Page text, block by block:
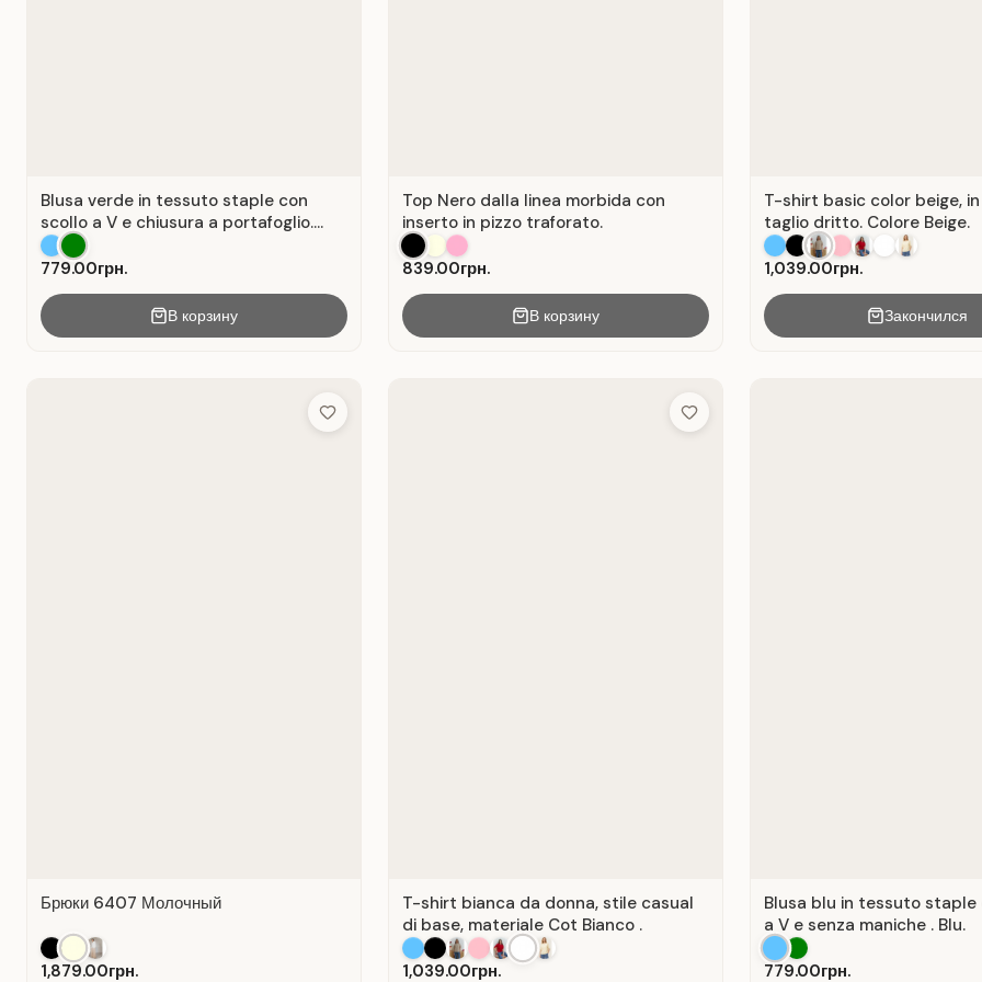
Blusa verde in tessuto staple con
scollo a V e chiusura a portafoglio.
Verde .
779.00грн.
В корзину
Top Nero dalla linea morbida con
inserto in pizzo traforato.
839.00грн.
В корзину
T-shirt basic color beige, in
taglio dritto. Colore Beige.
1,039.00грн.
Закончился
Add to Wish List
Брюки 6407 Молочный
1,879.00грн.
Add to Wish List
T-shirt bianca da donna, stile casual
di base, materiale Cot Bianco .
1,039.00грн.
Blusa blu in tessuto staple
a V e senza maniche . Blu.
779.00грн.